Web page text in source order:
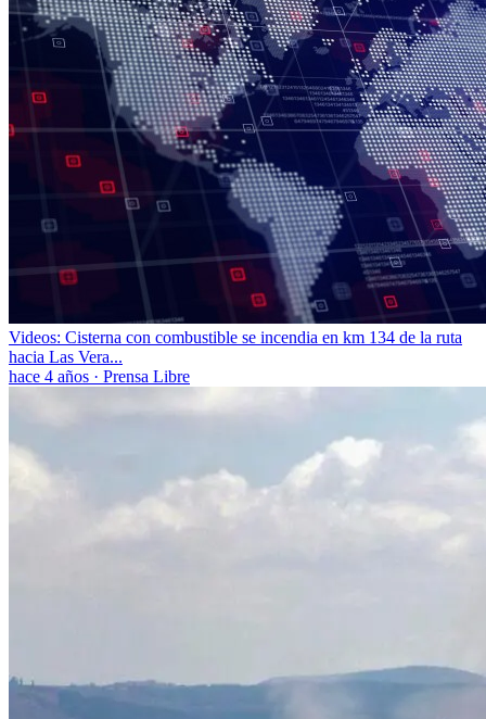
Videos: Cisterna con combustible se incendia en km 134 de la ruta
hacia Las Vera...
hace 4 años · Prensa Libre